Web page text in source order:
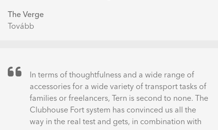
The Verge
Tovább
Electric
Cargo
Bike
Review:
No
In terms of thoughtfulness and a wide range of
accessories for a wide variety of transport tasks of
families or freelancers, Tern is second to none. The
Clubhouse Fort system has convinced us all the
way in the real test and gets, in combination with